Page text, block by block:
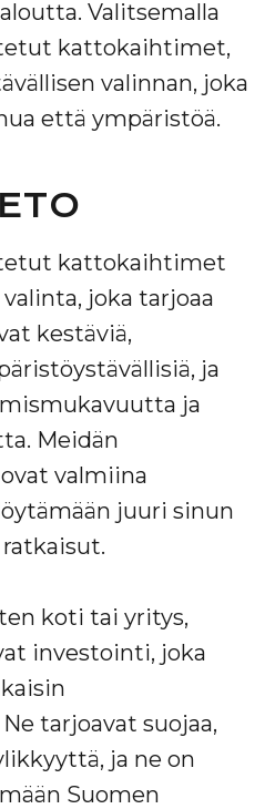
Valitsemalla
kattokaihtimet,
valinnan, joka
että ympäristöä.
kattokaihtimet
joka tarjoaa
kestäviä,
ja
ja
Meidän
valmiina
juuri sinun
koti tai yritys,
investointi, joka
tarjoavat suojaa,
ja ne on
Suomen